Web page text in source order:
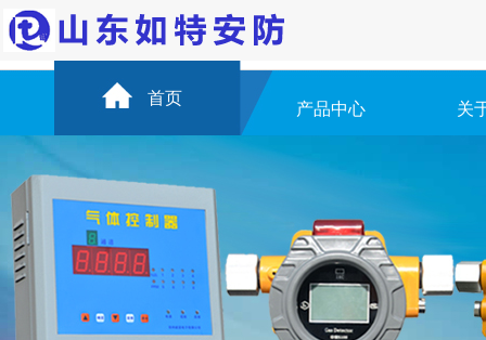
首页
产品中心 关